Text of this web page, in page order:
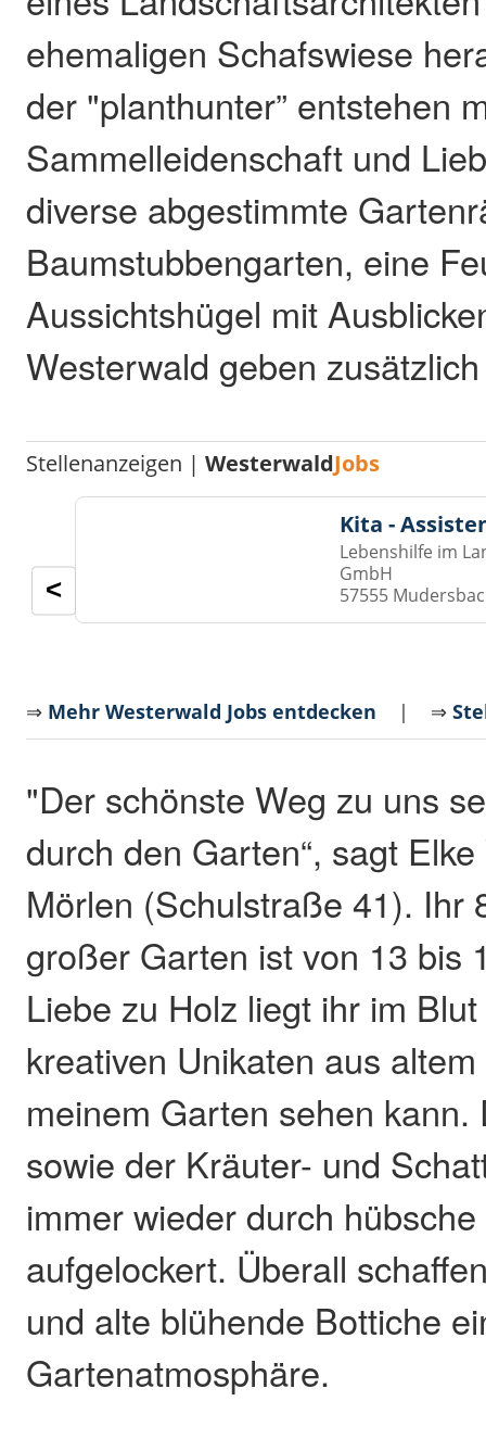
ehemaligen Schafswiese
der "planthunter” entstehen
Sammelleidenschaft und
diverse abgestimmte
Baumstubbengarten, eine
Aussichtshügel mit
Westerwald geben
Stellenanzeigen |WesterwaldJobs
Kita -
Lebenshilfe im
GmbH
57555
<
⇒ Mehr Westerwald Jobs entdecken | ⇒
"Der schönste Weg zu uns
durch den Garten“, sagt
Mörlen (Schulstraße 41). Ihr
großer Garten ist von 13 bis
Liebe zu Holz liegt ihr im
kreativen Unikaten aus
meinem Garten sehen kann.
sowie der Kräuter- und
immer wieder durch
aufgelockert. Überall
und alte blühende Bottiche
Gartenatmosphäre.